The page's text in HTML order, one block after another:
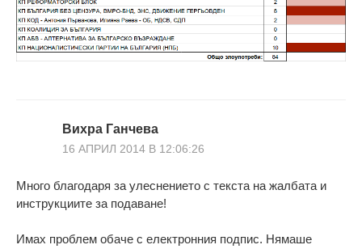
Вихра Ганчева
16 АПРИЛ 2014 В 12:06:26
Много благодаря за улеснението с текста на жалбата и
инструкциите за подаване!
Имах проблем обаче с електронния подпис. Нямаше